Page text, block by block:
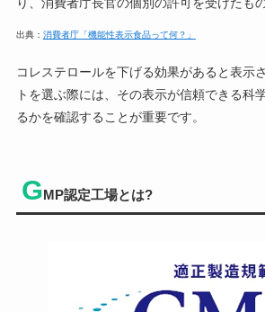
り、消費者庁長官の個別の許可を受けたも
出典： 消費者庁「機能性表示食品って何？」
コレステロールを下げる効果があると表示
トを選ぶ際には、その表示が信頼できる科
るかを確認することが重要です。
GMP認定工場とは?